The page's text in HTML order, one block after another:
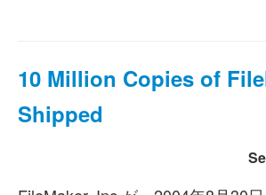
10 Million Copies of
Shipped